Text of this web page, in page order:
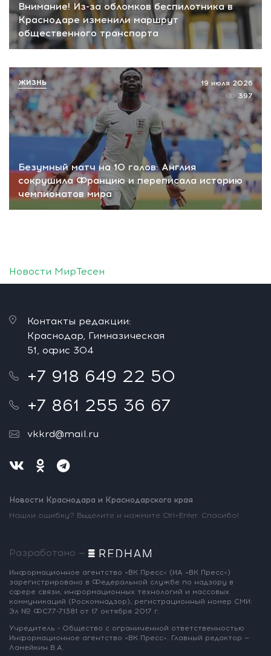
Внимание! Из-за обломков беспилотника в
Краснодаре изменили маршрут
общественного транспорта
Безумный матч на 10 голов: Англия
сокрушила Францию и переписала историю
чемпионатов мира
19 июля 2026
397
ЖИЗНЬ
Новости МирТесен
Контакты редакции:
Краснодар, Гимназическая
51, офис 304
+7 918 649 22 50
+7 861 255 36 67
vkkrd@mail.ru
Новости Краснодара и Краснодарского края
Нашли ошибку? Выделите и нажмите Ctrl+Enter. Спасибо!
Разработано —
Информационное агентство «ВК Пресс» (ИА «ВК Пресс»)
зарегистрировано в Федеральной службе по надзору в
сфере связи, информационных технологий и массовых
коммуникаций (Роскомнадзор), регистрационный номер СМИ:
Эл № ФС77-71381 от 17 октября 2017 г.
Учредитель - Общество с ограниченной ответственностью
Информационное агентство «ВК Пресс».
Главный редактор —
Ламейкин В.А.